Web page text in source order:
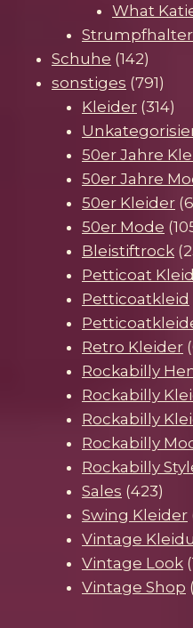
What
Schuhe 142142
sonstiges 791791
Kleider 314314
50er Jahre
50er Jahre
50er Kleider
50er Mode
Bleistiftrock
Petticoat
Petticoatkleid
Retro Kleider
Rockabilly
Rockabilly
Rockabilly
Rockabilly
Rockabilly
Sales 423423
Swing Kleider
Vintage
Vintage Look
Vintage Shop